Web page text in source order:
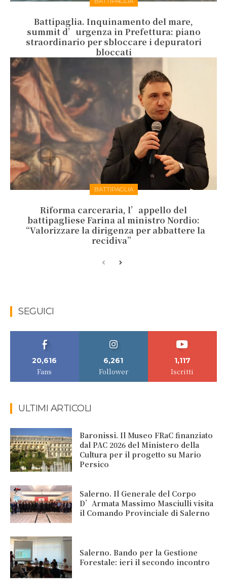
Battipaglia. Inquinamento del mare,
summit d’urgenza in Prefettura: piano
straordinario per sbloccare i depuratori
bloccati
BATTIPAGLIA
Riforma carceraria, l’appello del
battipagliese Farina al ministro Nordio:
“Valorizzare la dirigenza per abbattere la
recidiva”
SEGUICI
20,616
Fans
6,261
Follower
1,117
Iscritti
ULTIMI ARTICOLI
Baronissi. Il Museo FRaC finanziato
dal PAC 2026 del Ministero della
Cultura per il progetto su Mario
Persico
Salerno. Il Generale del Corpo
D’Armata Massimo Masciulli visita
il Comando Provinciale di Salerno
Salerno. Bando per la Gestione
Forestale: ieri il secondo incontro